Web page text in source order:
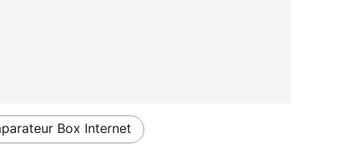
Box Internet